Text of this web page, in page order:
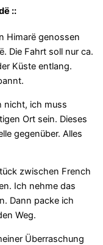
::
Himarë genossen
Die Fahrt soll nur ca.
Küste entlang.
nicht, ich muss
Ort sein. Dieses
gegenüber. Alles
zwischen French
Ich nehme das
Dann packe ich
Weg.
Überraschung